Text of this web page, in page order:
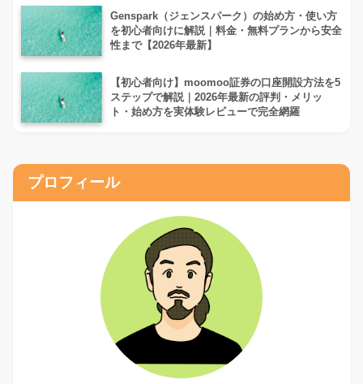
Genspark（ジェンスパーク）の始め方・使い方
を初心者向けに解説｜料金・無料プランから安全
性まで【2026年最新】
【初心者向け】moomoo証券の口座開設方法を5
ステップで解説｜2026年最新の評判・メリッ
ト・始め方を実体験レビューで完全網羅
プロフィール